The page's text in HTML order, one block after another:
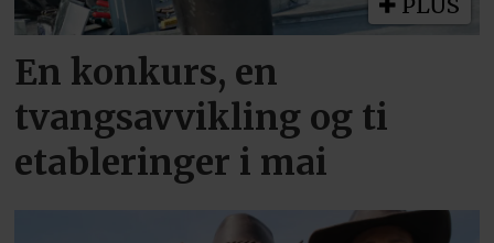
En konkurs, en
tvangsavvikling og ti
etableringer i mai